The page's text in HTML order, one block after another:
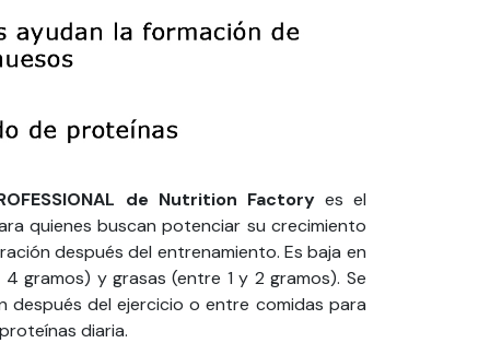
de Nutrition Factoryes el
quienes buscan potenciar su crecimiento
después del entrenamiento. Es baja en
gramos) y grasas (entre 1 y 2 gramos). Se
después del ejercicio o entre comidas para
diaria.